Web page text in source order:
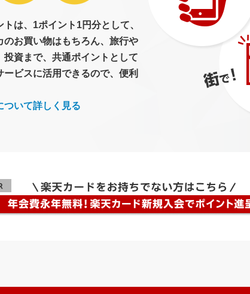
は、1ポイント1円分として、
のお買い物はもちろん、旅行や
投資まで、共通ポイントとして
ービスに活用できるので、便利
ついて詳しく見る